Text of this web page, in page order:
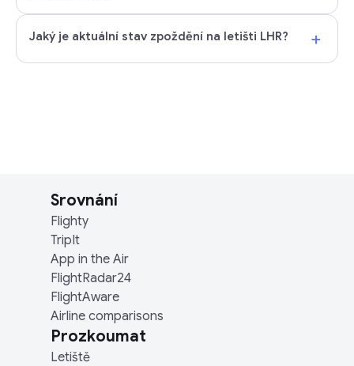
Jaký je aktuální stav zpoždění na letišti LHR? +
Srovnání
Flighty
TripIt
App in the Air
FlightRadar24
FlightAware
Airline comparisons
Prozkoumat
Letiště